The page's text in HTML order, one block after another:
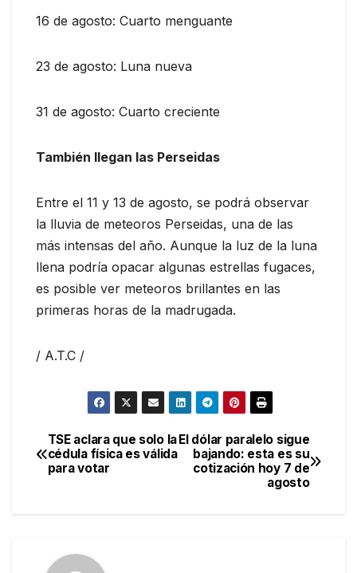
16 de agosto: Cuarto menguante
23 de agosto: Luna nueva
31 de agosto: Cuarto creciente
También llegan las Perseidas
Entre el 11 y 13 de agosto, se podrá observar
la lluvia de meteoros Perseidas, una de las
más intensas del año. Aunque la luz de la luna
llena podría opacar algunas estrellas fugaces,
es posible ver meteoros brillantes en las
primeras horas de la madrugada.
/ A.T.C /
Navegación
de
El dólar paralelo sigue
bajando: esta es su
cotización hoy 7 de
agosto
TSE aclara que solo la
cédula física es válida
para votar